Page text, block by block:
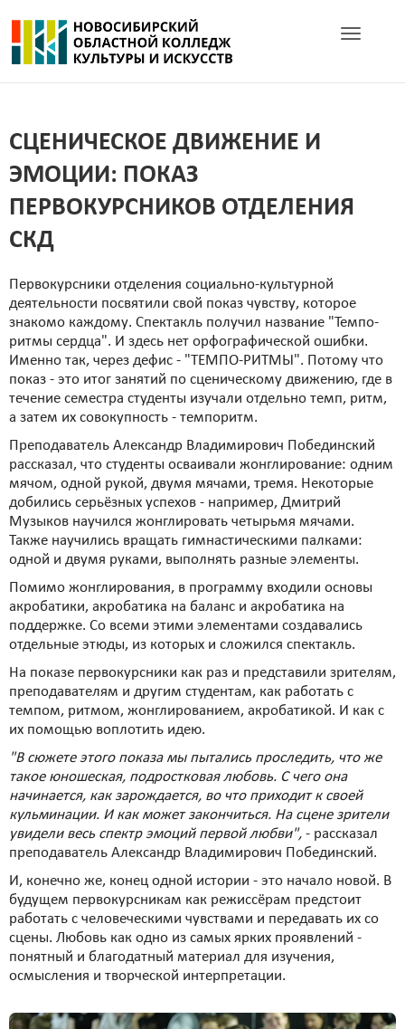
Toggle
СЦЕНИЧЕСКОЕ ДВИЖЕНИЕ И
ЭМОЦИИ: ПОКАЗ
ПЕРВОКУРСНИКОВ ОТДЕЛЕНИЯ
СКД
Первокурсники отделения социально-культурной
деятельности посвятили свой показ чувству, которое
знакомо каждому. Спектакль получил название "Темпо-
ритмы сердца". И здесь нет орфографической ошибки.
Именно так, через дефис - "ТЕМПО-РИТМЫ". Потому что
показ - это итог занятий по сценическому движению, где в
течение семестра студенты изучали отдельно темп, ритм,
а затем их совокупность - темпоритм.
Преподаватель Александр Владимирович Побединский
рассказал, что студенты осваивали жонглирование: одним
мячом, одной рукой, двумя мячами, тремя. Некоторые
добились серьёзных успехов - например, Дмитрий
Музыков научился жонглировать четырьмя мячами.
Также научились вращать гимнастическими палками:
одной и двумя руками, выполнять разные элементы.
Помимо жонглирования, в программу входили основы
акробатики, акробатика на баланс и акробатика на
поддержке. Со всеми этими элементами создавались
отдельные этюды, из которых и сложился спектакль.
На показе первокурсники как раз и представили зрителям,
преподавателям и другим студентам, как работать с
темпом, ритмом, жонглированием, акробатикой. И как с
их помощью воплотить идею.
"В сюжете этого показа мы пытались проследить, что же
такое юношеская, подростковая любовь. С чего она
начинается, как зарождается, во что приходит к своей
кульминации. И как может закончиться. На сцене зрители
увидели весь спектр эмоций первой любви", - рассказал
преподаватель Александр Владимирович Побединский.
И, конечно же, конец одной истории - это начало новой. В
будущем первокурсникам как режиссёрам предстоит
работать с человеческими чувствами и передавать их со
сцены. Любовь как одно из самых ярких проявлений -
понятный и благодатный материал для изучения,
осмысления и творческой интерпретации.